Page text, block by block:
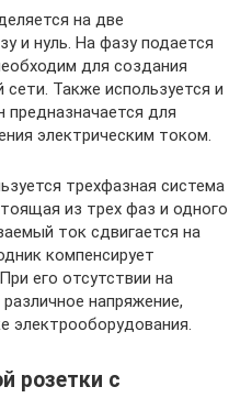
на две
и нуль. На фазу подается
для создания
Также используется и
для
электрическим током.
трехфазная система
из трех фаз и одного
ток сдвигается на
компенсирует
его отсутствии на
напряжение,
электрооборудования.
розетки с